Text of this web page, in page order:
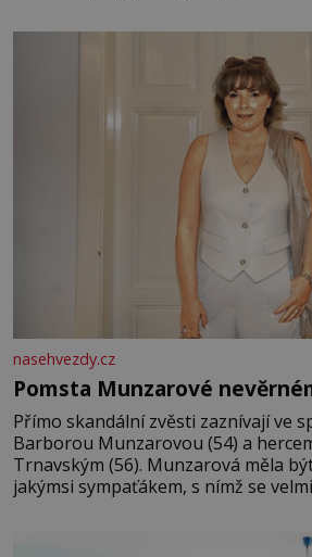
mi knihy, práce a hlavně klid. Hned
nasehvezdy.cz
Pomsta Munzarové
Přímo skandální zvěsti zaznívají ve
Barborou Munzarovou (54) a
Trnavským (56). Munzarová měla
jakýmsi sympaťákem, s nímž se